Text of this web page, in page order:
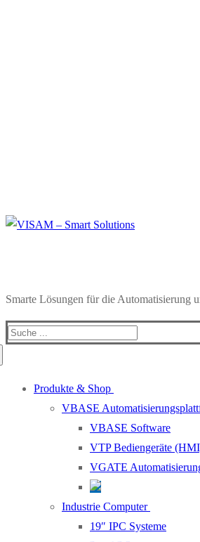
Smarte Lösungen für die Automatisierung
Search
Produkte & Shop
VBASE
VBASE Software
VTP Bediengeräte
VGATE
Industrie Computer
19″ IPC Systeme